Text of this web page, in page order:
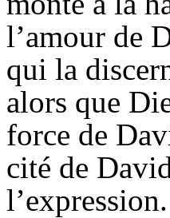
l’amour de
qui la
alors que
force de
cité de
l’expression.